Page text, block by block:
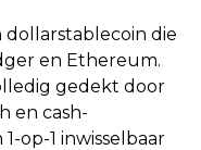
dollarstablecoin die
en Ethereum.
gedekt door
en cash-
op-1 inwisselbaar